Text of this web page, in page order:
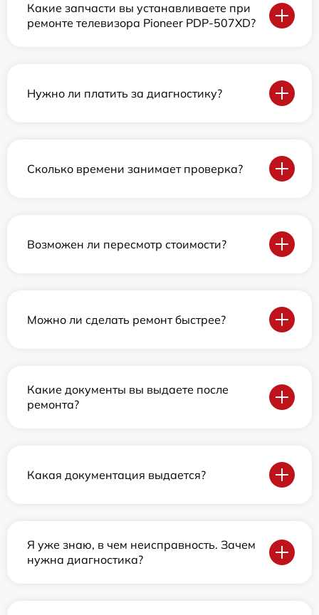
Какие запчасти вы устанавливаете при
ремонте телевизора Pioneer PDP-507XD?
Нужно ли платить за диагностику?
Сколько времени занимает проверка?
Возможен ли пересмотр стоимости?
Можно ли сделать ремонт быстрее?
Какие документы вы выдаете после
ремонта?
Какая документация выдается?
Я уже знаю, в чем неисправность. Зачем
нужна диагностика?